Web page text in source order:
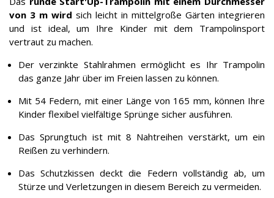
von 3 m wird sich leicht in mittelgroße Gärten integrieren
und ist ideal, um Ihre Kinder mit dem Trampolinsport
vertraut zu machen.
Der verzinkte Stahlrahmen ermöglicht es Ihr Trampolin
das ganze Jahr über im Freien lassen zu können.
Mit 54 Federn, mit einer Länge von 165 mm, können Ihre
Kinder flexibel vielfältige Sprünge sicher ausführen.
Das Sprungtuch ist mit 8 Nahtreihen verstärkt, um ein
Reißen zu verhindern.
Das Schutzkissen deckt die Federn vollständig ab, um
Stürze und Verletzungen in diesem Bereich zu vermeiden.